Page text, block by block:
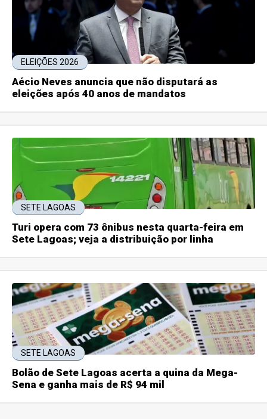
ELEIÇÕES 2026
Aécio Neves anuncia que não disputará as
eleições após 40 anos de mandatos
SETE LAGOAS
Turi opera com 73 ônibus nesta quarta-feira em
Sete Lagoas; veja a distribuição por linha
SETE LAGOAS
Bolão de Sete Lagoas acerta a quina da Mega-
Sena e ganha mais de R$ 94 mil